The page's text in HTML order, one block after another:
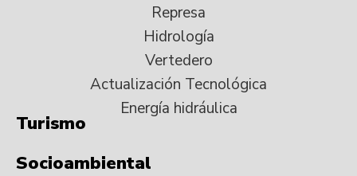
Represa
Hidrología
Vertedero
Actualización Tecnológica
Energía hidráulica
Turismo
Socioambiental